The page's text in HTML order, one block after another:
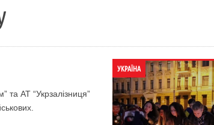
та АТ “Укрзалізниця”
УКРАЇНА